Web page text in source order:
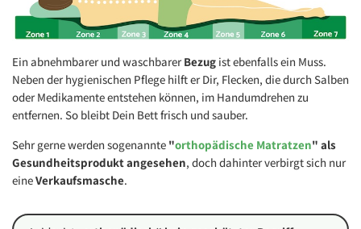
Ein abnehmbarer und waschbarer Bezug ist ebenfalls ein Muss.
Neben der hygienischen Pflege hilft er Dir, Flecken, die durch Salben
oder Medikamente entstehen können, im Handumdrehen zu
entfernen. So bleibt Dein Bett frisch und sauber.
Sehr gerne werden sogenannte "orthopädische Matratzen" als
Gesundheitsprodukt angesehen, doch dahinter verbirgt sich nur
eineVerkaufsmasche.